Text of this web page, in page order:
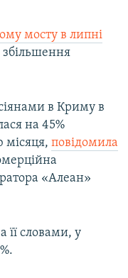
мосту в липні
збільшення
в Криму в
на 45%
повідомила
«Алеан»
її словами, у